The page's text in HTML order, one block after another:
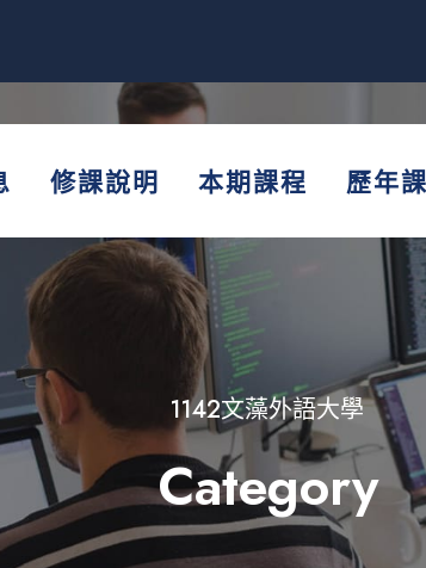
修課說明 本期課程 歷年
1142文藻外語大學
Category